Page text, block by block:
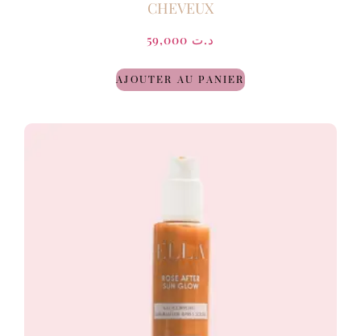
CHEVEUX
د.ت
AJOUTER AU PANIER